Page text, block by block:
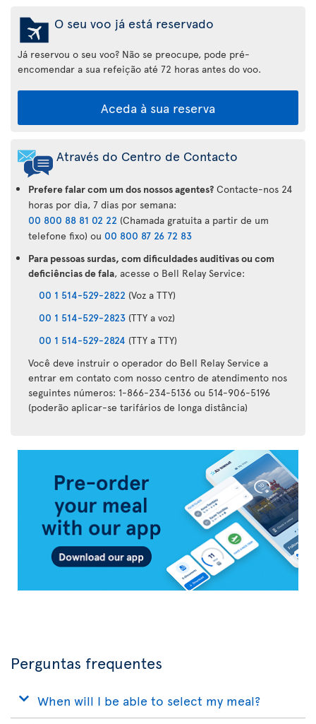
O seu voo já está reservado
Já reservou o seu voo? Não se preocupe, pode pré-
encomendar a sua refeição até 72 horas antes do voo.
Aceda à sua reserva
Através do Centro de Contacto
Prefere falar com um dos nossos agentes? Contacte-nos 24
horas por dia, 7 dias por semana:
00 800 88 81 02 22 (Chamada gratuita a partir de um
telefone fixo) ou 00 800 87 26 72 83
Para pessoas surdas, com dificuldades auditivas ou com
deficiências de fala, acesse o Bell Relay Service:
00 1 514-529-2822 (Voz a TTY)
00 1 514-529-2823 (TTY a voz)
00 1 514-529-2824 (TTY a TTY)
Você deve instruir o operador do Bell Relay Service a
entrar em contato com nosso centro de atendimento nos
seguintes números: 1-866-234-5136 ou 514-906-5196
(poderão aplicar-se tarifários de longa distância)
Transat
Perguntas frequentes
When will I be able to select my meal?